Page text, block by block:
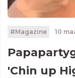
#Magazine 10
'Chin up